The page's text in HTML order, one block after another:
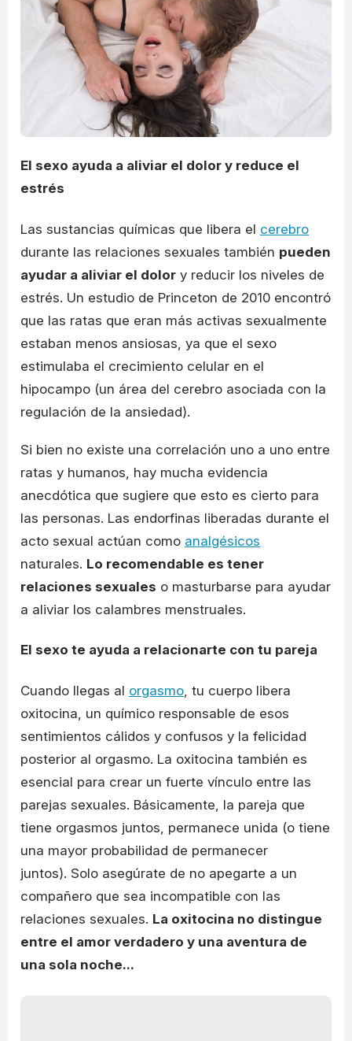
El sexo ayuda a aliviar el dolor y reduce el
estrés
Las sustancias químicas que libera el cerebro
durante las relaciones sexuales también pueden
ayudar a aliviar el dolor y reducir los niveles de
estrés. Un estudio de Princeton de 2010 encontró
que las ratas que eran más activas sexualmente
estaban menos ansiosas, ya que el sexo
estimulaba el crecimiento celular en el
hipocampo (un área del cerebro asociada con la
regulación de la ansiedad).
Si bien no existe una correlación uno a uno entre
ratas y humanos, hay mucha evidencia
anecdótica que sugiere que esto es cierto para
las personas. Las endorfinas liberadas durante el
acto sexual actúan como analgésicos
naturales. Lo recomendable es tener
relaciones sexuales o masturbarse para ayudar
a aliviar los calambres menstruales.
El sexo te ayuda a relacionarte con tu pareja
Cuando llegas al orgasmo , tu cuerpo libera
oxitocina, un químico responsable de esos
sentimientos cálidos y confusos y la felicidad
posterior al orgasmo. La oxitocina también es
esencial para crear un fuerte vínculo entre las
parejas sexuales. Básicamente, la pareja que
tiene orgasmos juntos, permanece unida (o tiene
una mayor probabilidad de permanecer
juntos). Solo asegúrate de no apegarte a un
compañero que sea incompatible con las
relaciones sexuales. La oxitocina no distingue
entre el amor verdadero y una aventura de
una sola noche...